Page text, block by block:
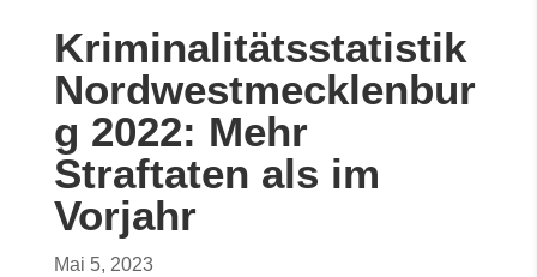
Kriminalitätsstatistik
Nordwestmecklenbur
g 2022: Mehr
Straftaten als im
Vorjahr
Mai 5, 2023